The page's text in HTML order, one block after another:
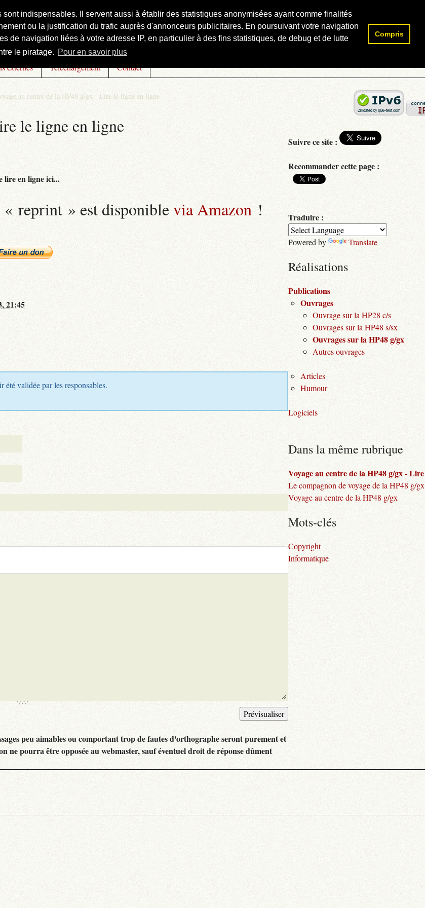
indispensables. Il servent aussi à établir des statistiques anonymisées ayant comme finalités
ou la justification du trafic auprès d'annonceurs publicitaires. En poursuivant votre navigation
de navigation liées à votre adresse IP, en particulier à des fins statistiques, de debug et de lutte
le piratage. Pour en savoir plus
Compris
externes Téléchargement Contact
au centre de la HP48 g/gx - Lire le ligne en ligne
le ligne en ligne
lire en ligne ici...
« reprint » est disponiblevia Amazon !
21:45
été validée par les responsables.
peu aimables ou comportant trop de fautes d'orthographe seront purement et
pourra être opposée au webmaster, sauf éventuel droit de réponse dûment
Rechercher :
Suivre ce site :
Recommander cette page :
Traduire :
Powered by Translate
Réalisations
Publications
Ouvrages
Ouvrage sur la HP28 c/s
Ouvrages sur la HP48 s/sx
Ouvrages sur la HP48 g/gx
Autres ouvrages
Articles
Humour
Logiciels
Dans la même rubrique
Voyage au centre de la HP48 g/gx -
Le compagnon de voyage de la HP48 g/gx
Voyage au centre de la HP48 g/gx
Mots-clés
Copyright
Informatique